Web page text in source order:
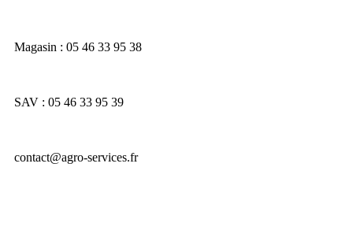
Magasin : 05 46 33 95 38
SAV : 05 46 33 95 39
contact@agro-services.fr